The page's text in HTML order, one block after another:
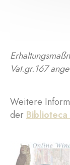
Vat.gr.167
Weitere
der